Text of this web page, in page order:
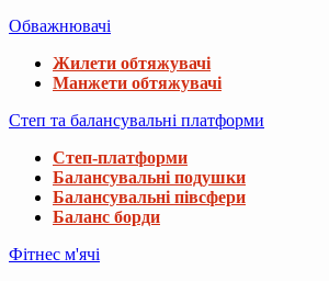
Обважнювачі
Жилети обтяжувачі
Манжети обтяжувачі
Степ та балансувальні платформи
Степ-платформи
Балансувальні подушки
Балансувальні півсфери
Баланс борди
Фітнес м'ячі